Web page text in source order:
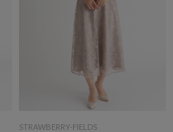
STRAWBERRY-FIELDS